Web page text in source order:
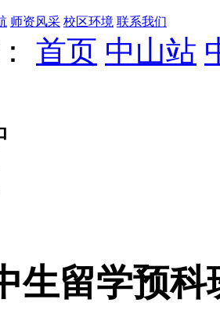
师资风采 校区环境 联系我们
首页 中山站
生留学预科